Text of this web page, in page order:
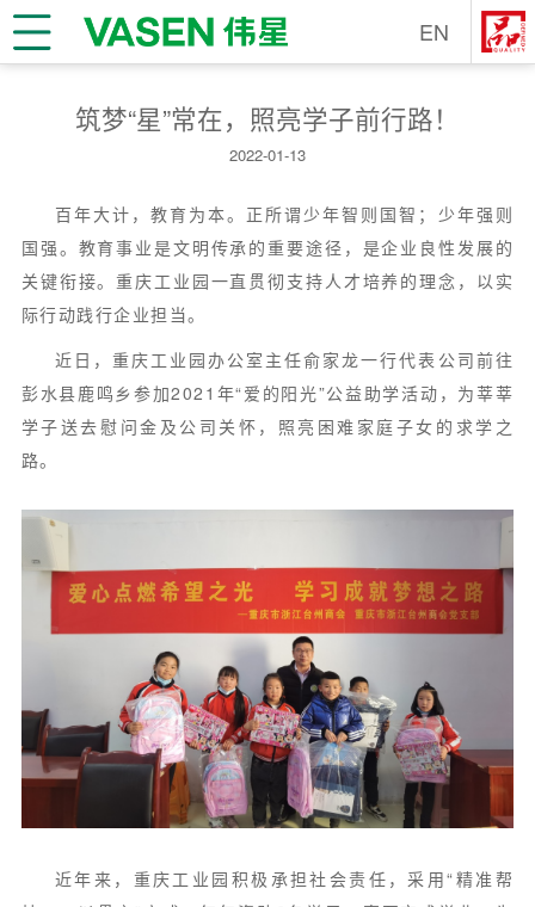
EN
筑梦“星”常在，照亮学子前行路！
2022-01-13
百年大计，教育为本。正所谓少年智则国智；少年强则
国强。教育事业是文明传承的重要途径，是企业良性发展的
关键衔接。重庆工业园一直贯彻支持人才培养的理念，以实
际行动践行企业担当。
近日，重庆工业园办公室主任俞家龙一行代表公司前往
彭水县鹿鸣乡参加2021年“爱的阳光”公益助学活动，为莘莘
学子送去慰问金及公司关怀，照亮困难家庭子女的求学之
路。
近年来，重庆工业园积极承担社会责任，采用“精准帮